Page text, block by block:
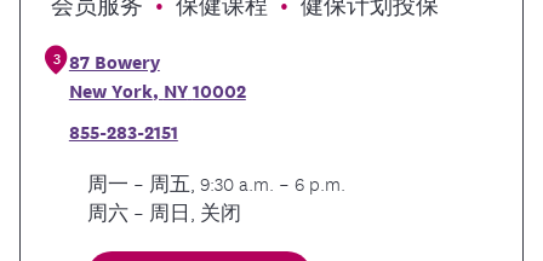
3 87 Bowery
New York, NY10002
855-283-2151
周一 – 周五, 9:30 a.m. – 6 p.m.
周六 – 周日, 关闭